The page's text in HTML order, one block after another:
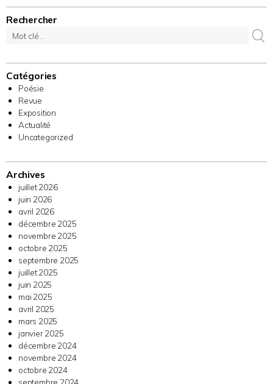
Rechercher
Catégories
Poésie
Revue
Exposition
Actualité
Uncategorized
Archives
juillet 2026
juin 2026
avril 2026
décembre 2025
novembre 2025
octobre 2025
septembre 2025
juillet 2025
juin 2025
mai 2025
avril 2025
mars 2025
janvier 2025
décembre 2024
novembre 2024
octobre 2024
septembre 2024